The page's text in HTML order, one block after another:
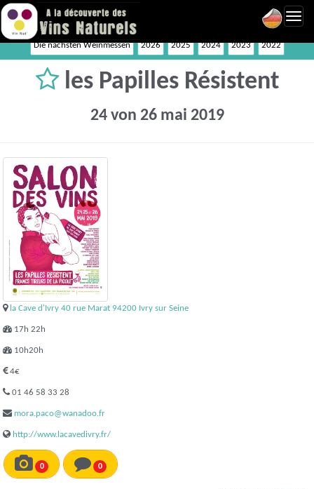
Die nächsten Weinmessen 2026 2025 2024 2023 2022
les Papilles Résistent
24 von 26 mai 2019
la Cave d'Ivry 40 rue Marat 94200 Ivry sur Seine
17h 22h
10h20h
4€
01 46 58 33 28
mora.paco@wanadoo.fr
http://www.lacavedivry.fr/
0 0